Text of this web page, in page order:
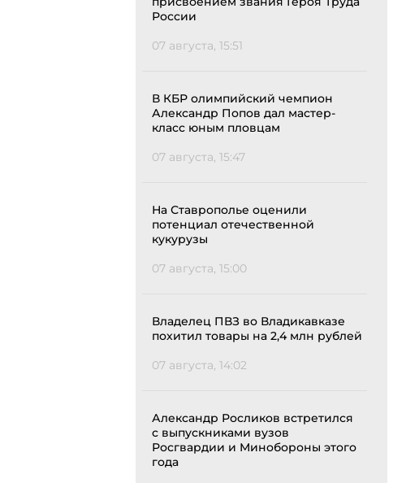
России
07 августа, 15:51
В КБР олимпийский чемпион
Александр Попов дал мастер-
класс юным пловцам
07 августа, 15:47
На Ставрополье оценили
потенциал отечественной
кукурузы
07 августа, 15:00
Владелец ПВЗ во Владикавказе
похитил товары на 2,4 млн рублей
07 августа, 14:02
Александр Росликов встретился
с выпускниками вузов
Росгвардии и Минобороны этого
года